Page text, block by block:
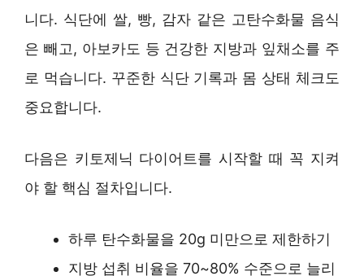
니다. 식단에 쌀, 빵, 감자 같은 고탄수화물 음식
은 빼고, 아보카도 등 건강한 지방과 잎채소를 주
로 먹습니다. 꾸준한 식단 기록과 몸 상태 체크도
중요합니다.
다음은 키토제닉 다이어트를 시작할 때 꼭 지켜
야 할 핵심 절차입니다.
하루 탄수화물을 20g 미만으로 제한하기
지방 섭취 비율을 70~80% 수준으로 늘리